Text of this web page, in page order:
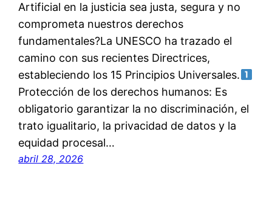
Artificial en la justicia sea justa, segura y no
comprometa nuestros derechos
fundamentales?La UNESCO ha trazado el
camino con sus recientes Directrices,
estableciendo los 15 Principios Universales.
Protección de los derechos humanos: Es
obligatorio garantizar la no discriminación, el
trato igualitario, la privacidad de datos y la
equidad procesal…
abril 28, 2026